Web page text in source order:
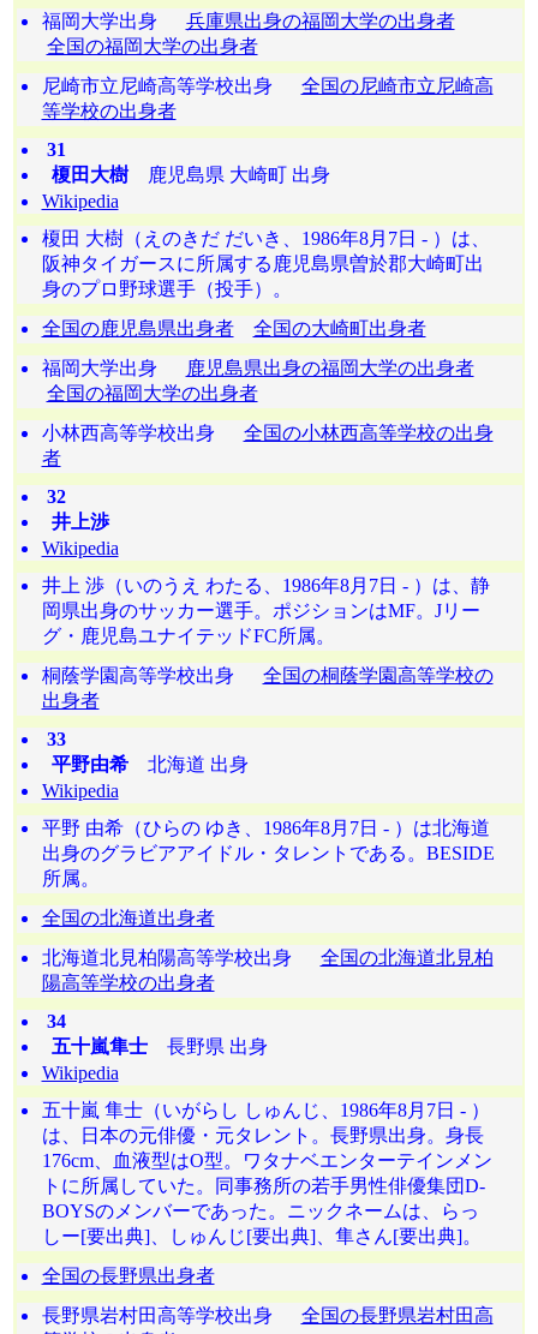
福岡大学出身 兵庫県出身の福岡大学の出身者
全国の福岡大学の出身者
尼崎市立尼崎高等学校出身 全国の尼崎市立尼崎高
等学校の出身者
31
榎田大樹鹿児島県 大崎町 出身
Wikipedia
榎田 大樹（えのきだ だいき、1986年8月7日 - ）は、
阪神タイガースに所属する鹿児島県曽於郡大崎町出
身のプロ野球選手（投手）。
全国の鹿児島県出身者
全国の大崎町出身者
福岡大学出身
鹿児島県出身の福岡大学の出身者
全国の福岡大学の出身者
小林西高等学校出身 全国の小林西高等学校の出身
者
32
井上渉
Wikipedia
井上 渉（いのうえ わたる、1986年8月7日 - ）は、静
岡県出身のサッカー選手。ポジションはMF。Jリー
グ・鹿児島ユナイテッドFC所属。
桐蔭学園高等学校出身 全国の桐蔭学園高等学校の
出身者
33
平野由希北海道 出身
Wikipedia
平野 由希（ひらの ゆき、1986年8月7日 - ）は北海道
出身のグラビアアイドル・タレントである。BESIDE
所属。
全国の北海道出身者
北海道北見柏陽高等学校出身 全国の北海道北見柏
陽高等学校の出身者
34
五十嵐隼士長野県 出身
Wikipedia
五十嵐 隼士（いがらし しゅんじ、1986年8月7日 - ）
は、日本の元俳優・元タレント。長野県出身。身長
176cm、血液型はO型。ワタナベエンターテインメン
トに所属していた。同事務所の若手男性俳優集団D-
BOYSのメンバーであった。ニックネームは、らっ
しー[要出典]、しゅんじ[要出典]、隼さん[要出典]。
全国の長野県出身者
長野県岩村田高等学校出身 全国の長野県岩村田高